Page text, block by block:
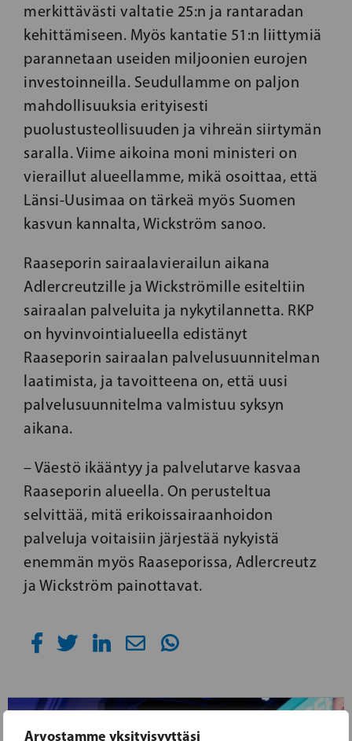
Arvostamme yksityisyyttäsi
merkittävästi valtatie 25:n ja rantaradan
kehittämiseen. Myös kantatie 51:n liittymiä
parannetaan useiden miljoonien eurojen
investoinneilla. Seudullamme on paljon
mahdollisuuksia erityisesti
puolustusteollisuuden ja vihreän siirtymän
saralla. Viime aikoina moni ministeri on
vieraillut alueellamme, mikä osoittaa, että
Länsi-Uusimaa on tärkeä myös Suomen
kasvun kannalta, Wickström sanoo.
Raaseporin sairaalavierailun aikana
Adlercreutzille ja Wickströmille esiteltiin
sairaalan palveluita ja nykytilannetta. RKP
on hyvinvointialueella edistänyt
Raaseporin sairaalan palvelusuunnitelman
laatimista, ja tavoitteena on, että uusi
palvelusuunnitelma valmistuu syksyn
aikana.
– Väestö ikääntyy ja palvelutarve kasvaa
Raaseporin alueella. On perusteltua
selvittää, mitä erikoissairaanhoidon
palveluja voitaisiin järjestää nykyistä
enemmän myös Raaseporissa, Adlercreutz
ja Wickström painottavat.